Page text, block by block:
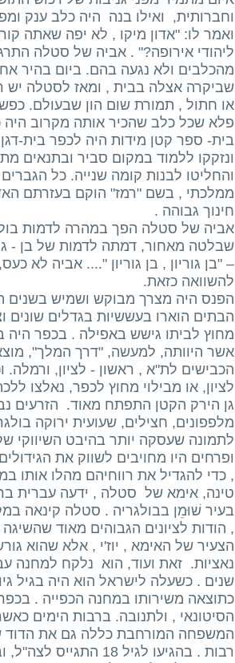
וחברותית, ואילו בנה היה כלב ענק
ואמר לו: "אדון מיקו , לא יפה שאתה
ליהודי אירופה?" . אביה של סטלה
מהכלבים ולא נגעה בהם. ביום בהיר
שביקרה אצלה בבית , ומאז לסטלה יש
או חתול , תמורת שום הון שבעולם.
פלא שכל כלב שהכיר אותה מקרוב
בית- ספר קטן מידות היה לכפר בית-
ונזקקו ללמוד במקום סביר ובתנאים
והחליטו לבנות קומה שנייה. כל
ממלכתי , בשם "רמז" הוקם בעזרתם
חינוך גבוהה .
אביה של סטלה הפך במהרה לדמות
שבלטה מאחור, דמתה לדמות של בן -
– "בן גוריון , בן גוריון ".... אביה לא
להשוואה כזאת.
הפנס היה מצרך מבוקש ושמיש בשנים
הבתים הוארו בעששיות בגדלים שונים
מחוץ לביתו גישש באפילה . בכפר היה
אשר היוותה, למעשה, "דרך המלך",
הכבישים לת"א , ראשון - לציון,
לציון, או מבילוי מחוץ לכפר, נאלצו
גן הירק הקטן התפתח מאוד. הזרעים
מלפפונים, חצילים, שעועית ירוקה
לתמונה שעסקה יותר בהיבט השיווקי
ופרחים היו מחויבים לשווק את
, כדי להגדיל את רווחיהם מהלו אותו
טינה, אימא של סטלה , ידעה עברית
בעיר שׁוּמֵן בבולגריה . סטלה קינאה
, הודות לציונים הגבוהים מאוד
הצעיר של האימא , יוז'י , אלא שהוא
שנים . כשעלה לישראל הוא היה בגיל
כתוצאה משירותו במחנה הכפייה .
הסיטונאי , ולתנובה. ברבות הימים
המשפחה המורחבת כללה גם את הדוד
רבות . בהגיעו לגיל 18 התגייס לצה"ל, ובתום שירות החובה המשיך לשרת בצבא הקבע .